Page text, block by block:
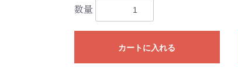
数量
カートに入れる